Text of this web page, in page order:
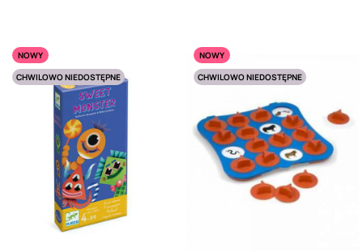
NOWY
CHWILOWO NIEDOSTĘPNE
NOWY
CHWILOWO NIEDOSTĘPNE